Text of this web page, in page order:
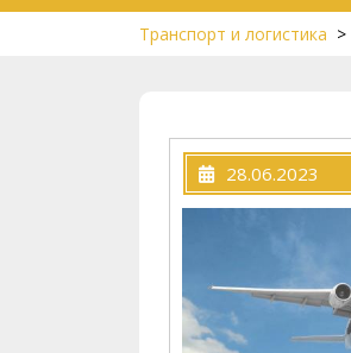
Транспорт и логистика >
28.06.2023